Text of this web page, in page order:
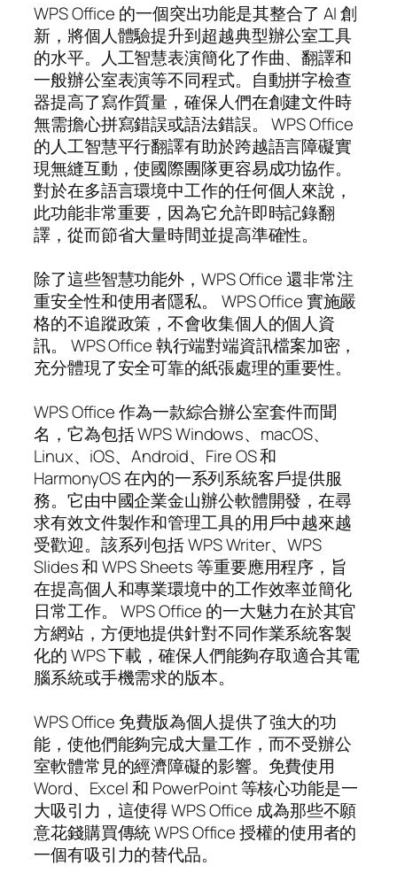
WPS Office 的一個突出功能是其整合了 AI 創
新，將個人體驗提升到超越典型辦公室工具
的水平。人工智慧表演簡化了作曲、翻譯和
一般辦公室表演等不同程式。自動拼字檢查
器提高了寫作質量，確保人們在創建文件時
無需擔心拼寫錯誤或語法錯誤。 WPS Office
的人工智慧平行翻譯有助於跨越語言障礙實
現無縫互動，使國際團隊更容易成功協作。
對於在多語言環境中工作的任何個人來說，
此功能非常重要，因為它允許即時記錄翻
譯，從而節省大量時間並提高準確性。
除了這些智慧功能外，WPS Office 還非常注
重安全性和使用者隱私。 WPS Office 實施嚴
格的不追蹤政策，不會收集個人的個人資
訊。 WPS Office 執行端對端資訊檔案加密，
充分體現了安全可靠的紙張處理的重要性。
WPS Office 作為一款綜合辦公室套件而聞
名，它為包括 WPS Windows、macOS、
Linux、iOS、Android、Fire OS 和
HarmonyOS 在內的一系列系統客戶提供服
務。它由中國企業金山辦公軟體開發，在尋
求有效文件製作和管理工具的用戶中越來越
受歡迎。該系列包括 WPS Writer、WPS
Slides 和 WPS Sheets 等重要應用程序，旨
在提高個人和專業環境中的工作效率並簡化
日常工作。 WPS Office 的一大魅力在於其官
方網站，方便地提供針對不同作業系統客製
化的 WPS 下載，確保人們能夠存取適合其電
腦系統或手機需求的版本。
WPS Office 免費版為個人提供了強大的功
能，使他們能夠完成大量工作，而不受辦公
室軟體常見的經濟障礙的影響。免費使用
Word、Excel 和 PowerPoint 等核心功能是一
大吸引力，這使得 WPS Office 成為那些不願
意花錢購買傳統 WPS Office 授權的使用者的
一個有吸引力的替代品。